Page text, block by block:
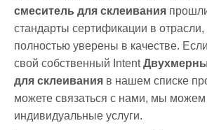
смеситель для склеивания
стандарты сертификации в
полностью уверены в качестве.
свой собственный Intent
для склеивания в нашем списке
можете связаться с нами, мы можем
индивидуальные услуги.